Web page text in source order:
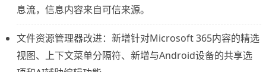
息流，信息内容来自可信来源。
文件资源管理器改进：新增针对Microsoft 365内容的精选
视图、上下文菜单分隔符、新增与Android设备的共享选